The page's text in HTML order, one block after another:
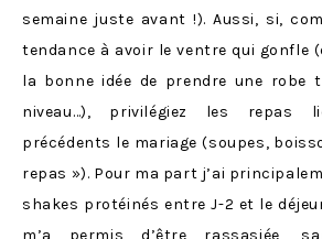
semaine juste avant !). Aussi, si,
tendance à avoir le ventre qui gonfle
la bonne idée de prendre une robe
niveau…), privilégiez les repas
précédents le mariage (soupes,
repas »). Pour ma part j’ai
shakes protéinés entre J-2 et le